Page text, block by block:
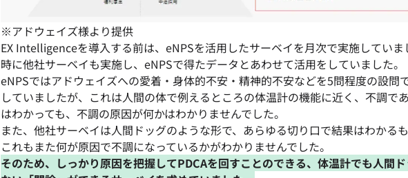
※アドウェイズ様より提供
EX Intelligenceを導入する前は、eNPSを活用したサーベイを月次で実施していま
時に他社サーベイも実施し、eNPSで得たデータとあわせて活用をしていました。
eNPSではアドウェイズへの愛着・身体的不安・精神的不安などを5問程度の設問
していましたが、これは人間の体で例えるところの体温計の機能に近く、不調で
はわかっても、不調の原因が何かはわかりませんでした。
また、他社サーベイは人間ドッグのような形で、あらゆる切り口で結果はわかるも
これもまた何が原因で不調になっているかがわかりませんでした。
そのため、しっかり原因を把握してPDCAを回すことのできる、体温計でも人間